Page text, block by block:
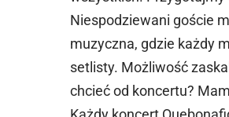
Niespodziewani goście
muzyczna, gdzie każdy
setlisty. Możliwość
chcieć od koncertu?